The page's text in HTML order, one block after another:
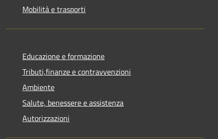
Mobilità e trasporti
Educazione e formazione
Tributi,finanze e contravvenzioni
Ambiente
Salute, benessere e assistenza
Autorizzazioni